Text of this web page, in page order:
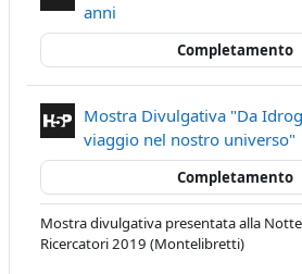
anni
Completamento
Mostra Divulgativa "Da
viaggio nel nostro universo"
Completamento
Mostra divulgativa presentata alla
Ricercatori 2019 (Montelibretti)